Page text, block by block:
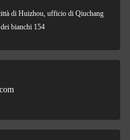
di Huizhou, ufficio di Qiuchang
bianchi 154